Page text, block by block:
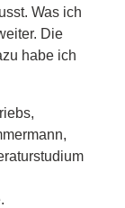
Was ich
Die
habe ich